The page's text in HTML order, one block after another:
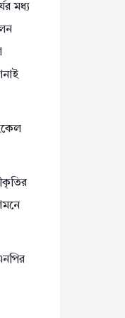
মধ্য